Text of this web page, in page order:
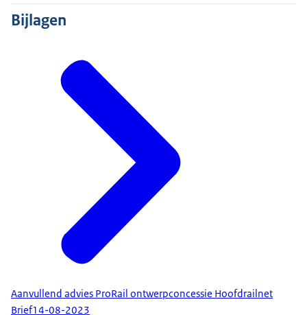
Bijlagen
Aanvullend advies ProRail ontwerpconcessie Hoofdrailnet
Brief14-08-2023